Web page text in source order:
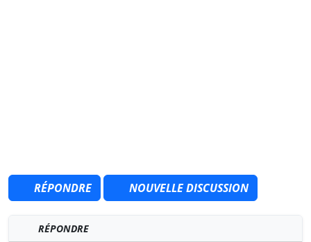
RÉPONDRE NOUVELLE DISCUSSION
RÉPONDRE